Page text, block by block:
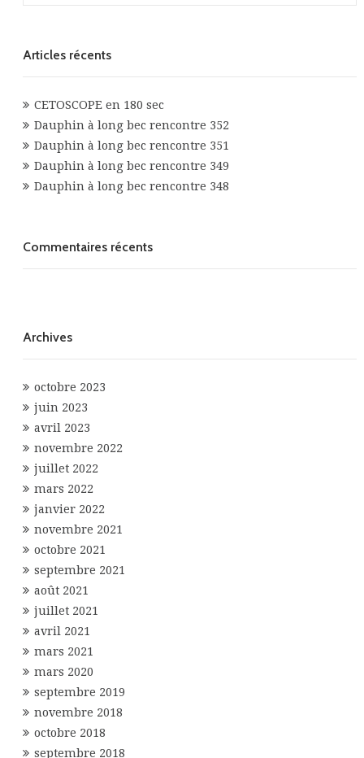
Articles récents
CETOSCOPE en 180 sec
Dauphin à long bec rencontre 352
Dauphin à long bec rencontre 351
Dauphin à long bec rencontre 349
Dauphin à long bec rencontre 348
Commentaires récents
Archives
octobre 2023
juin 2023
avril 2023
novembre 2022
juillet 2022
mars 2022
janvier 2022
novembre 2021
octobre 2021
septembre 2021
août 2021
juillet 2021
avril 2021
mars 2021
mars 2020
septembre 2019
novembre 2018
octobre 2018
septembre 2018